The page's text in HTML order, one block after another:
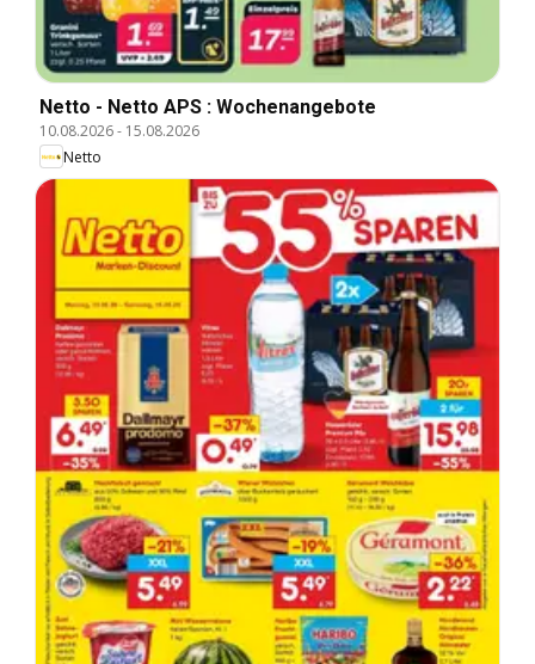
Netto - Netto APS : Wochenangebote
10.08.2026- 15.08.2026
Netto